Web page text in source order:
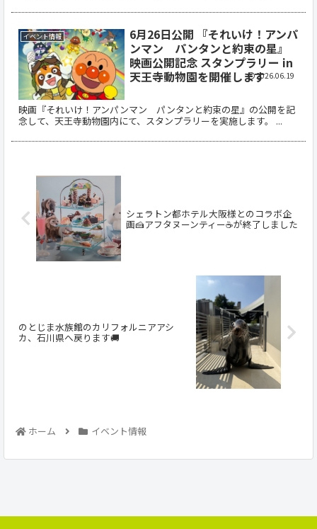
イベント情報
6月26日公開 『それいけ！アンパ
ンマン パンタンと約束の星』
映画公開記念 スタンプラリー in
天王寺動物園を開催します
映画『それいけ！アンパンマン パンタンと約束の星』の公開を記
念して、天王寺動物園内にて、スタンプラリーを実施します。 ...
2026.06.19
シェラトン都ホテル大阪様とのコラボ企
画🍰アフタヌーンティー☕が終了しました
のとじま水族館のカリフォルニアアシ
カ、石川県へ戻ります🚚
ホーム イベント情報